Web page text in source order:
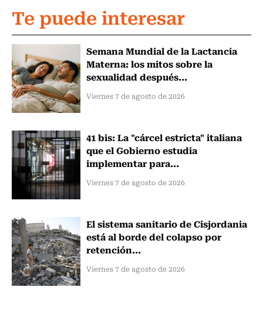
Te puede interesar
Semana Mundial de la Lactancia
Materna: los mitos sobre la
sexualidad después...
Viernes 7 de agosto de 2026
41 bis: La "cárcel estricta" italiana
que el Gobierno estudia
implementar para...
Viernes 7 de agosto de 2026
El sistema sanitario de Cisjordania
está al borde del colapso por
retención...
Viernes 7 de agosto de 2026